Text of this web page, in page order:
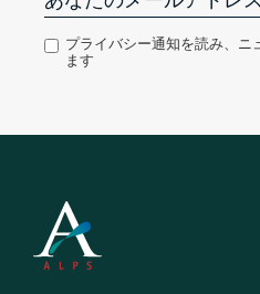
プライバシー通知を読み、ニ
ます
Footer